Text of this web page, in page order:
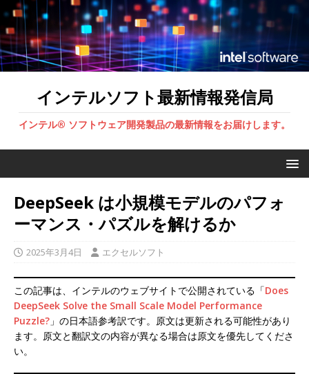
インテルソフト最新情報発信局
インテル® ソフトウェア開発製品の最新情報をお届けします。
DeepSeek は小規模モデルのパフォ
ーマンス・パズルを解けるか
2025年3月4日 エクセルソフト
この記事は、インテルのウェブサイトで公開されている「Does
DeepSeek Solve the Small Scale Model Performance
Puzzle? 」の日本語参考訳です。原文は更新される可能性があり
ます。原文と翻訳文の内容が異なる場合は原文を優先してくださ
い。